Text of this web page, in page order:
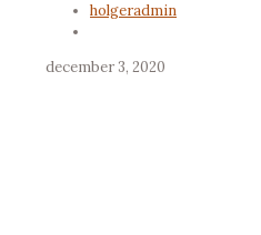
holgeradmin
december 3, 2020